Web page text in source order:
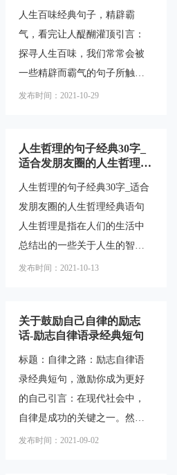
人生百味经典句子，精辟霸
气，看完让人醍醐灌顶引言：
探寻人生百味，我们常常会被
一些精辟而霸气的句子所触
动。这些句子不仅能够给我们
探讨一些经典的人生句子，带
您领略其中的智慧和魅力。
一、坚持不懈，成功必将到来
在人生的道路上，我们常常会
遇到挫折和困难。然而，正是
在这些困难面前，我们需要坚
持不懈地努力。正如杰出的科
发布时间：2021-10-29
人生哲理的句子经典30字_
适合发朋友圈的人生哲理经
人生哲理的句子经典30字_适合
发朋友圈的人生哲理经典语句
人生哲理是指在人们的生活中
总结出的一些关于人生的智慧
和经验，它们能够给我们的生
一些简洁而有力的句子来表达
自己的思考和观点。本文将为
大家介绍一些适合发朋友圈的
人生哲理经典语句，这些句子
不仅能够激励自己，也能够给
朋友们带来正能量。一、积极
向上的人生态度1.人生没有彩
发布时间：2021-10-13
关于鼓励自己自律的励志
话-励志自律语录经典短句
标题：自律之路：励志自律语
录经典短句，激励你成为更好
的自己引言：在现代社会中，
自律是成功的关键之一。然
而，要保持自律并不容易，我
发布时间：2021-09-02